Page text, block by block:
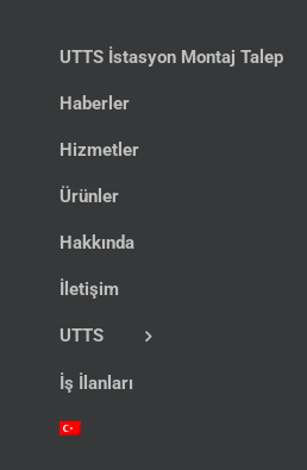
UTTS İstasyon Montaj Talep
Haberler
Hizmetler
Ürünler
Hakkında
İletişim
UTTS
İş İlanları